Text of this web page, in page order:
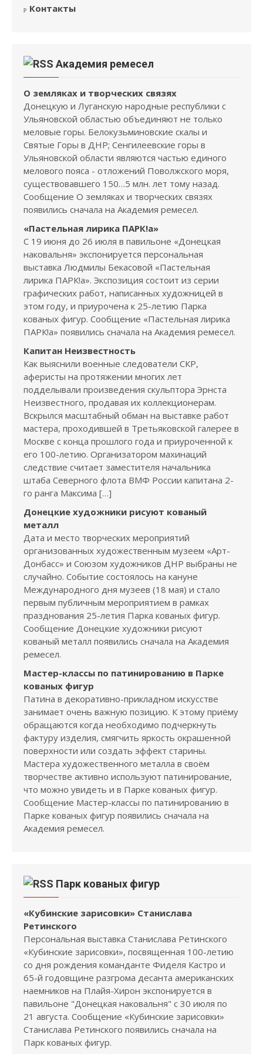
Контакты
Академия ремесел
О земляках и творческих связях
Донецкую и Луганскую народные республики с
Ульяновской областью объединяют не только
меловые горы. Белокузьминовские скалы и
Святые Горы в ДНР; Сенгилеевские горы в
Ульяновской области являются частью единого
мелового пояса - отложений Поволжского моря,
существовавшего 150…5 млн. лет тому назад.
Сообщение О земляках и творческих связях
появились сначала на Академия ремесел.
«Пастельная лирика ПАРК!а»
С 19 июня до 26 июля в павильоне «Донецкая
наковальня» экспонируется персональная
выставка Людмилы Бекасовой «Пастельная
лирика ПАРК!а». Экспозиция состоит из серии
графических работ, написанных художницей в
этом году, и приурочена к 25-летию Парка
кованых фигур. Сообщение «Пастельная лирика
ПАРК!а» появились сначала на Академия ремесел.
Капитан Неизвестность
Как выяснили военные следователи СКР,
аферисты на протяжении многих лет
подделывали произведения скульптора Эрнста
Неизвестного, продавая их коллекционерам.
Вскрылся масштабный обман на выставке работ
мастера, проходившей в Третьяковской галерее в
Москве с конца прошлого года и приуроченной к
его 100-летию. Организатором махинаций
следствие считает заместителя начальника
штаба Северного флота ВМФ России капитана 2-
го ранга Максима […]
Донецкие художники рисуют кованый
металл
Дата и место творческих мероприятий
организованных художественным музеем «Арт-
Донбасс» и Союзом художников ДНР выбраны не
случайно. Событие состоялось на кануне
Международного дня музеев (18 мая) и стало
первым публичным мероприятием в рамках
празднования 25-летия Парка кованых фигур.
Сообщение Донецкие художники рисуют
кованый металл появились сначала на Академия
ремесел.
Мастер-классы по патинированию в Парке
кованых фигур
Патина в декоративно-прикладном искусстве
занимает очень важную позицию. К этому приёму
обращаются когда необходимо подчеркнуть
фактуру изделия, смягчить яркость окрашенной
поверхности или создать эффект старины.
Мастера художественного металла в своём
творчестве активно используют патинирование,
что можно увидеть и в Парке кованых фигур.
Сообщение Мастер-классы по патинированию в
Парке кованых фигур появились сначала на
Академия ремесел.
Парк кованых фигур
«Кубинские зарисовки» Станислава
Ретинского
Персональная выставка Станислава Ретинского
«Кубинские зарисовки», посвященная 100-летию
со дня рождения команданте Фиделя Кастро и
65-й годовщине разгрома десанта американских
наемников на Плайя-Хирон экспонируется в
павильоне "Донецкая наковальня" с 30 июля по
21 августа. Сообщение «Кубинские зарисовки»
Станислава Ретинского появились сначала на
Парк кованых фигур.